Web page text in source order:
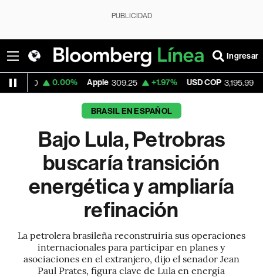
PUBLICIDAD
Ingresar
Apple 309.25 +1.97% USD COP 3,195.99 -1.14%
BRASIL EN ESPAÑOL
Bajo Lula, Petrobras
buscaría transición
energética y ampliaría
refinación
La petrolera brasileña reconstruiría sus operaciones
internacionales para participar en planes y
asociaciones en el extranjero, dijo el senador Jean
Paul Prates, figura clave de Lula en energía